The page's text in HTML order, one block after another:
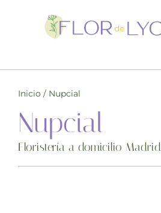
Inicio / Nupcial
Nupcial
Floristería a domicilio Madrid